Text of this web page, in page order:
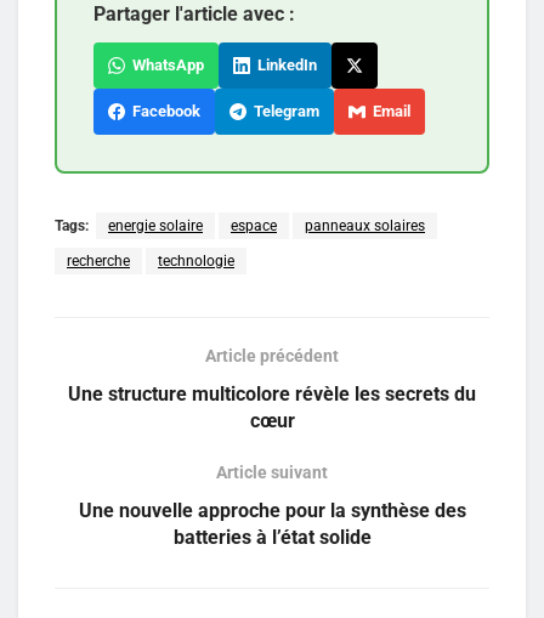
Partager l'article avec :
WhatsApp LinkedIn
Facebook Telegram Email
Tags: energie solaire espace panneaux solaires
recherche technologie
Article précédent
Une structure multicolore révèle les secrets du
cœur
Article suivant
Une nouvelle approche pour la synthèse des
batteries à l’état solide